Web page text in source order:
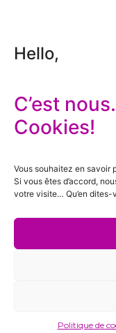
Hello,
C’est
Cookies!
Vous souhaitez en savoir
Si vous êtes d’accord,
votre visite… Qu’en dites-
Politique de